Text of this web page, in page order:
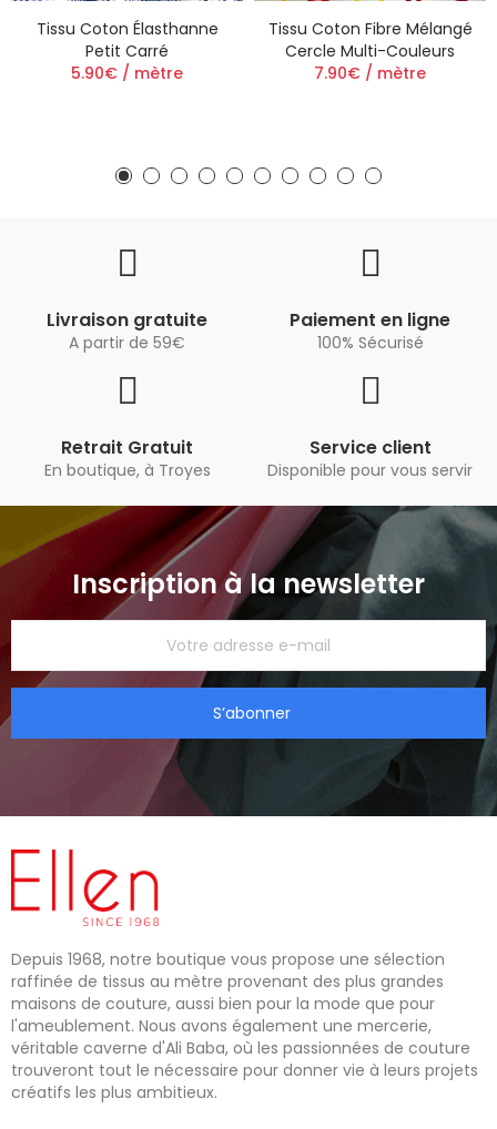
Tissu Coton Élasthanne
Petit Carré
5.90€ / mètre
Tissu Coton Fibre Mélangé
Cercle Multi-Couleurs
7.90€ / mètre
Livraison gratuite
A partir de 59€
Paiement en ligne
100% Sécurisé
Retrait Gratuit
En boutique, à Troyes
Service client
Disponible pour vous servir
Inscription à la newsletter
S’abonner
Depuis 1968, notre boutique vous propose une sélection
raffinée de tissus au mètre provenant des plus grandes
maisons de couture, aussi bien pour la mode que pour
l'ameublement. Nous avons également une mercerie,
véritable caverne d'Ali Baba, où les passionnées de couture
trouveront tout le nécessaire pour donner vie à leurs projets
créatifs les plus ambitieux.